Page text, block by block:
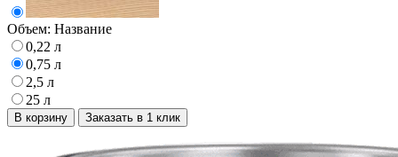
Объем: Название
0,22 л
0,75 л
2,5 л
25 л
В корзину Заказать в 1 клик